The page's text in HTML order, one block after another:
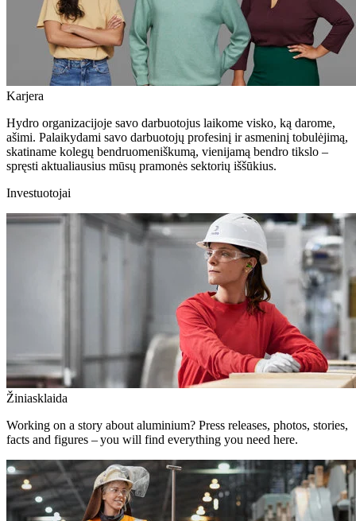
Karjera
Hydro organizacijoje savo darbuotojus laikome visko, ką darome,
ašimi. Palaikydami savo darbuotojų profesinį ir asmeninį tobulėjimą,
skatiname kolegų bendruomeniškumą, vienijamą bendro tikslo –
spręsti aktualiausius mūsų pramonės sektorių iššūkius.
Investuotojai
Žiniasklaida
Working on a story about aluminium? Press releases, photos, stories,
facts and figures – you will find everything you need here.